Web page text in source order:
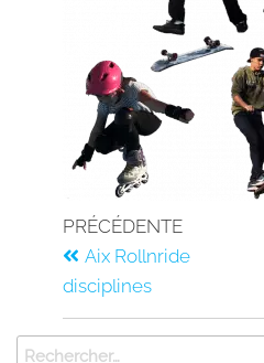
PRÉCÉDENTE
Aix Rollnride
disciplines